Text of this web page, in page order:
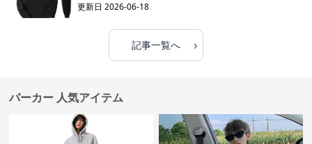
更新日2026-06-18
記事一覧へ ›
パーカー 人気アイテム